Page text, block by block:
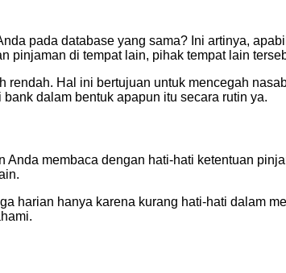
pada database yang sama? Ini artinya,
di tempat lain, pihak tempat lain
Hal ini bertujuan untuk mencegah
dalam bentuk apapun itu secara rutin ya.
membaca dengan hati-hati ketentuan
harian hanya karena kurang hati-hati dalam